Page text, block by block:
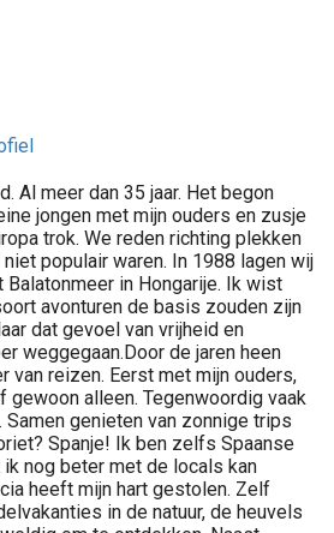
Al meer dan 35 jaar. Het begon
jongen met mijn ouders en zusje
trok. We reden richting plekken
populair waren. In 1988 lagen wij
Balatonmeer in Hongarije. Ik wist
avonturen de basis zouden zijn
dat gevoel van vrijheid en
weggegaan.Door de jaren heen
van reizen. Eerst met mijn ouders,
gewoon alleen. Tegenwoordig vaak
Samen genieten van zonnige trips
Spanje! Ik ben zelfs Spaanse
nog beter met de locals kan
heeft mijn hart gestolen. Zelf
in de natuur, de heuvels